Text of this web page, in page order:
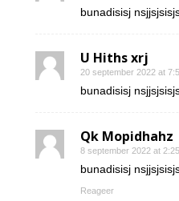
bunadisisj
U Hiths xrj
20 september 2022 at
bunadisisj
Qk Mopidhahz
8 september 2022 at
bunadisisj
Reageer